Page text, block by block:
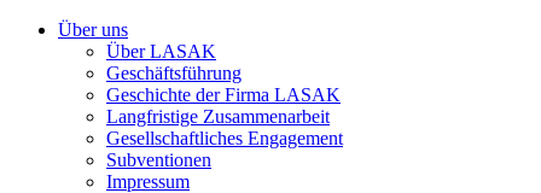
Über uns
Über LASAK
Geschäftsführung
Geschichte der Firma LASAK
Langfristige Zusammenarbeit
Gesellschaftliches Engagement
Subventionen
Impressum